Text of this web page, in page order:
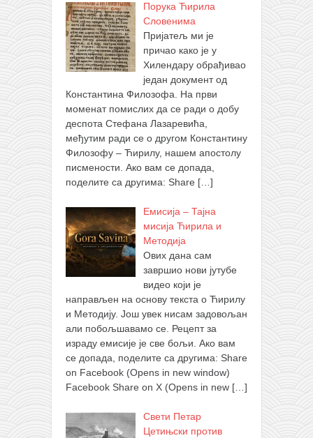
Порука Ћирила
Словенима
Пријатељ ми је
причао како је у
Хилендару обрађивао
један документ од
Константина Филозофа. На први
моменат помислих да се ради о добу
деспота Стефана Лазаревића,
међутим ради се о другом Константину
Филозофу – Ћирилу, нашем апостолу
писмености. Ако вам се допада,
поделите са другима: Share […]
Емисија – Тајна
мисија Ћирила и
Методија
Ових дана сам
завршио нови јутубе
видео који је
направљен на основу текста о Ћирилу
и Методију. Још увек нисам задовољан
али побољшавамо се. Рецепт за
израду емисије је све бољи. Ако вам
се допада, поделите са другима: Share
on Facebook (Opens in new window)
Facebook Share on X (Opens in new […]
Свети Петар
Цетињски против